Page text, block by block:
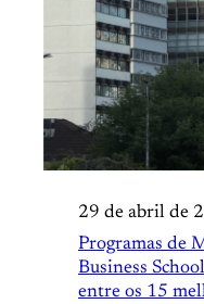
29 de abril de
Programas de
Business
entre os 15